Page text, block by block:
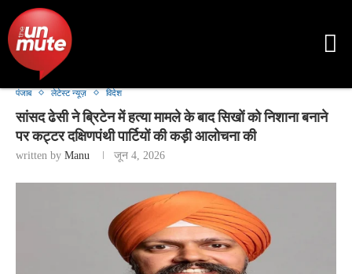
पंजाब लेटेस्ट न्यूज़ विदेश
सांसद ढेसी ने ब्रिटेन में हत्या मामले के बाद सिखों को निशाना बनाने
पर कट्टर दक्षिणपंथी पार्टियों की कड़ी आलोचना की
written by Manu जून 4, 2026